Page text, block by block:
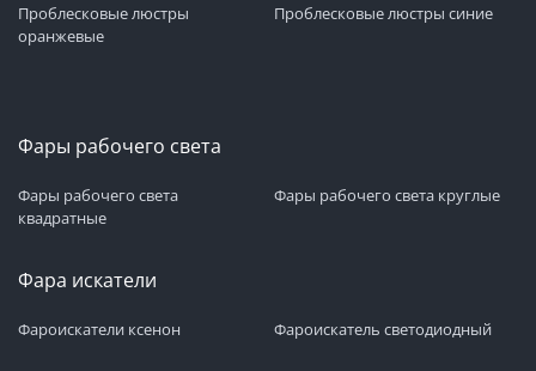
Проблесковые люстры
оранжевые
Проблесковые люстры синие
Фары рабочего света
Фары рабочего света
квадратные
Фары рабочего света круглые
Фара искатели
Фароискатели ксенон Фароискатель светодиодный